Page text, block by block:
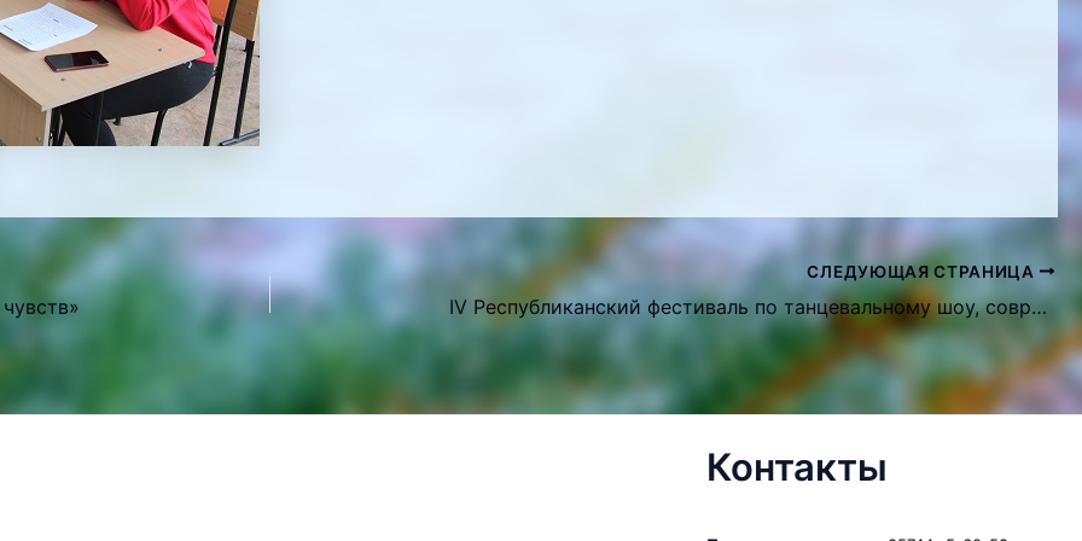
СЛЕДУЮЩАЯ СТРАНИЦА
IV Республиканский фестиваль по танцевальному шоу, современным и восточным танцам «Winter dance»
Контакты